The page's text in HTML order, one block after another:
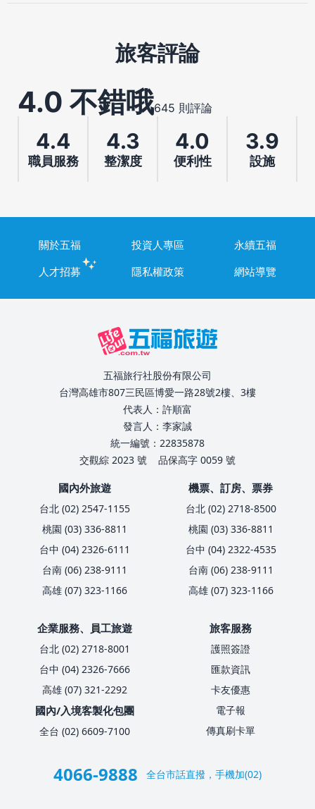
旅客評論
4.0 不錯哦645 則評論
4.4
職員服務
4.3
整潔度
4.0
便利性
3.9
設施
關於五福 投資人專區
永續五福
人才招募
隱私權政策 網站導覽
五福旅行社股份有限公司
台灣高雄市807三民區博愛一路28號2樓、3樓
代表人：許順富
發言人：李家誠
統一編號：22835878
交觀綜 2023 號
品保高字 0059 號
國內外旅遊
台北 (02) 2547-1155
桃園 (03) 336-8811
台中 (04) 2326-6111
台南 (06) 238-9111
高雄 (07) 323-1166
機票、訂房、票券
台北 (02) 2718-8500
桃園 (03) 336-8811
台中 (04) 2322-4535
台南 (06) 238-9111
高雄 (07) 323-1166
企業服務、員工旅遊
台北 (02) 2718-8001
台中 (04) 2326-7666
高雄 (07) 321-2292
國內/入境客製化包團
全台 (02) 6609-7100
旅客服務
護照簽證
匯款資訊
卡友優惠
電子報
傳真刷卡單
4066-9888 全台市話直撥，手機加(02)